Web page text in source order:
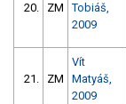
20. ZM
Tobiáš,
2009
21. ZM
Vít
Matyáš,
2009